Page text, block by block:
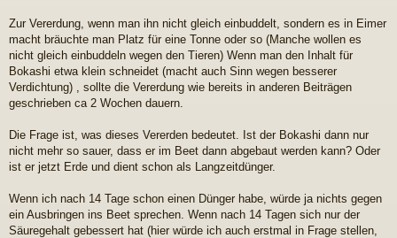
Zur Vererdung, wenn man ihn nicht gleich einbuddelt, sondern es in Eimer
macht bräuchte man Platz für eine Tonne oder so (Manche wollen es
nicht gleich einbuddeln wegen den Tieren) Wenn man den Inhalt für
Bokashi etwa klein schneidet (macht auch Sinn wegen besserer
Verdichtung) , sollte die Vererdung wie bereits in anderen Beiträgen
geschrieben ca 2 Wochen dauern.
Die Frage ist, was dieses Vererden bedeutet. Ist der Bokashi dann nur
nicht mehr so sauer, dass er im Beet dann abgebaut werden kann? Oder
ist er jetzt Erde und dient schon als Langzeitdünger.
Wenn ich nach 14 Tage schon einen Dünger habe, würde ja nichts gegen
ein Ausbringen ins Beet sprechen. Wenn nach 14 Tagen sich nur der
Säuregehalt gebessert hat (hier würde ich auch erstmal in Frage stellen,